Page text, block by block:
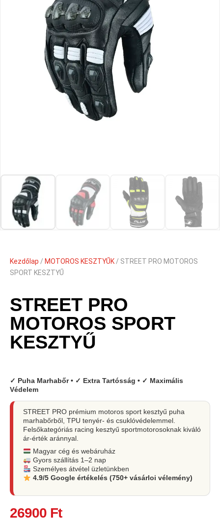
Kezdőlap / MOTOROS KESZTYŰK / STREET PRO MOTOROS
SPORT KESZTYŰ
STREET PRO
MOTOROS SPORT
KESZTYŰ
✓ Puha Marhabőr • ✓ Extra Tartósság • ✓ Maximális
Védelem
STREET PRO prémium motoros sport kesztyű puha
marhabőrből, TPU tenyér- és csuklóvédelemmel.
Felsőkategóriás racing kesztyű sportmotorosoknak kiváló
ár-érték aránnyal.
Magyar cég és webáruház
Gyors szállítás 1–2 nap
Személyes átvétel üzletünkben
4.9/5 Google értékelés (750+ vásárloi vélemény)
26900 Ft